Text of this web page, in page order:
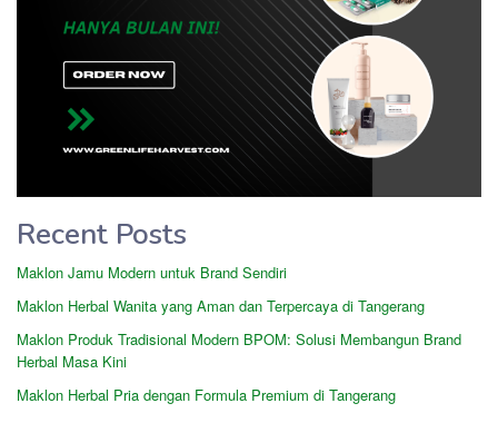
Recent Posts
Maklon Jamu Modern untuk Brand Sendiri
Maklon Herbal Wanita yang Aman dan Terpercaya di Tangerang
Maklon Produk Tradisional Modern BPOM: Solusi Membangun Brand
Herbal Masa Kini
Maklon Herbal Pria dengan Formula Premium di Tangerang